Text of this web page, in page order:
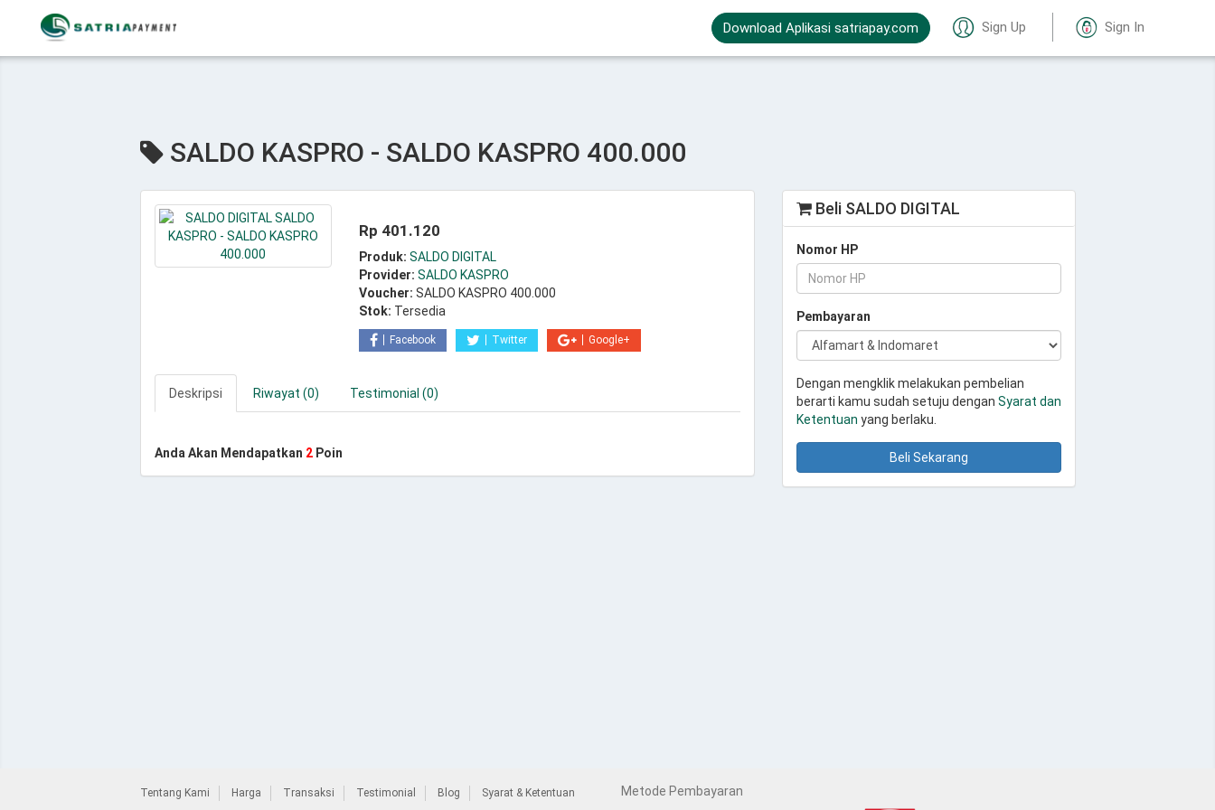
Download Aplikasi satriapay.com Sign Up Sign In
SALDO KASPRO - SALDO KASPRO 400.000
Rp 401.120
Produk: SALDO DIGITAL
Provider: SALDO KASPRO
Voucher: SALDO KASPRO 400.000
Stok: Tersedia
Facebook Twitter Google+
Deskripsi Riwayat (0) Testimonial (0)
Anda Akan Mendapatkan 2Poin
Beli SALDO DIGITAL
Nomor HP
Pembayaran
Dengan mengklik melakukan pembelian
berarti kamu sudah setuju dengan Syarat dan
Ketentuan yang berlaku.
Beli Sekarang
Tentang Kami Harga Transaksi Testimonial Blog Syarat & Ketentuan Metode Pembayaran